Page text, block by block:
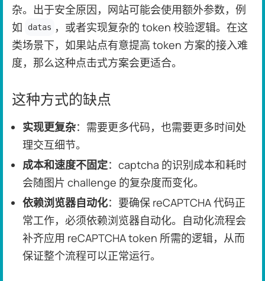
杂。出于安全原因，网站可能会使用额外参数，例
如
datas ，或者实现复杂的 token 校验逻辑。在这
类场景下，如果站点有意提高 token 方案的接入难
度，那么这种点击式方案会更适合。
这种方式的缺点
实现更复杂：需要更多代码，也需要更多时间处
理交互细节。
成本和速度不固定：captcha 的识别成本和耗时
会随图片 challenge 的复杂度而变化。
依赖浏览器自动化：要确保 reCAPTCHA 代码正
常工作，必须依赖浏览器自动化。自动化流程会
补齐应用 reCAPTCHA token 所需的逻辑，从而
保证整个流程可以正常运行。